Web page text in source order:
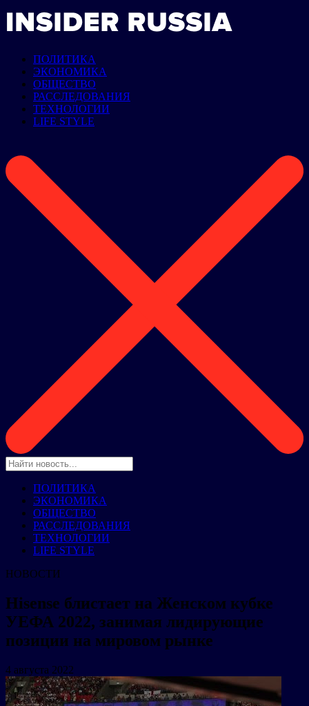
ПОЛИТИКА
ЭКОНОМИКА
ОБЩЕСТВО
РАССЛЕДОВАНИЯ
ТЕХНОЛОГИИ
LIFE STYLE
ПОЛИТИКА
ЭКОНОМИКА
ОБЩЕСТВО
РАССЛЕДОВАНИЯ
ТЕХНОЛОГИИ
LIFE STYLE
НОВОСТИ
Hisense блистает на Женском кубке
УЕФА 2022, занимая лидирующие
позиции на мировом рынке
4 августа 2022